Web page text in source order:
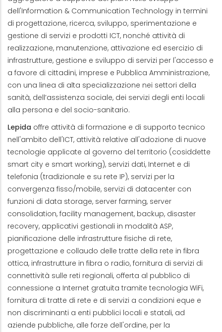
dell'Information & Communication Technology in termini
di progettazione, ricerca, sviluppo, sperimentazione e
gestione di servizi e prodotti ICT, nonché attività di
realizzazione, manutenzione, attivazione ed esercizio di
infrastrutture, gestione e sviluppo di servizi per l'accesso e
a favore di cittadini, imprese e Pubblica Amministrazione,
con una linea di alta specializzazione nei settori della
sanità, dell’assistenza sociale, dei servizi degli enti locali
alla persona e del socio-sanitario.
Lepida offre attività di formazione e di supporto tecnico
nell'ambito dell'ICT, attività relative all'adozione di nuove
tecnologie applicate al governo del territorio (cosiddette
smart city e smart working), servizi dati, Internet e di
telefonia (tradizionale e su rete IP), servizi per la
convergenza fisso/mobile, servizi di datacenter con
funzioni di data storage, server farming, server
consolidation, facility management, backup, disaster
recovery, applicativi gestionali in modalità ASP,
pianificazione delle infrastrutture fisiche di rete,
progettazione e collaudo delle tratte della rete in fibra
ottica, infrastrutture in fibra o radio, fornitura di servizi di
connettività sulle reti regionali, offerta al pubblico di
connessione a Internet gratuita tramite tecnologia WiFi,
fornitura di tratte di rete e di servizi a condizioni eque e
non discriminanti a enti pubblici locali e statali, ad
aziende pubbliche, alle forze dell'ordine, per la